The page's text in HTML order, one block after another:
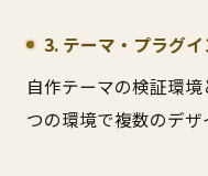
3. テーマ・プラグ
自作テーマの検証環
つの環境で複数のデザ